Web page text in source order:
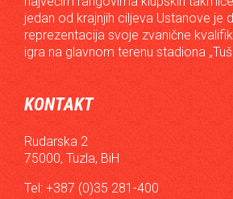
jedan od krajnjih ciljeva Ustanove je
reprezentacija svoje zvanične
igra na glavnom terenu stadiona
KONTAKT
Rudarska 2
75000, Tuzla, BiH
Tel: +387 (0)35 281-400